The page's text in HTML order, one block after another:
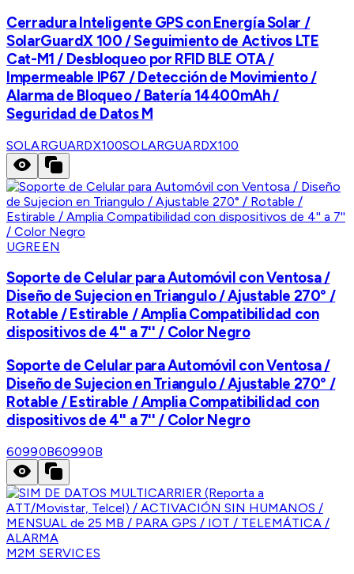
Cerradura Inteligente GPS con Energía Solar /
SolarGuardX 100 / Seguimiento de Activos LTE
Cat-M1 / Desbloqueo por RFID BLE OTA /
Impermeable IP67 / Detección de Movimiento /
Alarma de Bloqueo / Batería 14400mAh /
Seguridad de Datos M
SOLARGUARDX100SOLARGUARDX100
UGREEN
Soporte de Celular para Automóvil con Ventosa /
Diseño de Sujecion en Triangulo / Ajustable 270° /
Rotable / Estirable / Amplia Compatibilidad con
dispositivos de 4'' a 7'' / Color Negro
Soporte de Celular para Automóvil con Ventosa /
Diseño de Sujecion en Triangulo / Ajustable 270° /
Rotable / Estirable / Amplia Compatibilidad con
dispositivos de 4'' a 7'' / Color Negro
60990B60990B
M2M SERVICES